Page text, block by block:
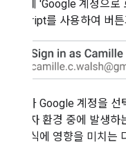
사이트에 'Google 계정으
JavaScript를 사용하여 버
사용자가 Google 계정을
및 사용자 환경 중에 발생
되는 방식에 영향을 미치는